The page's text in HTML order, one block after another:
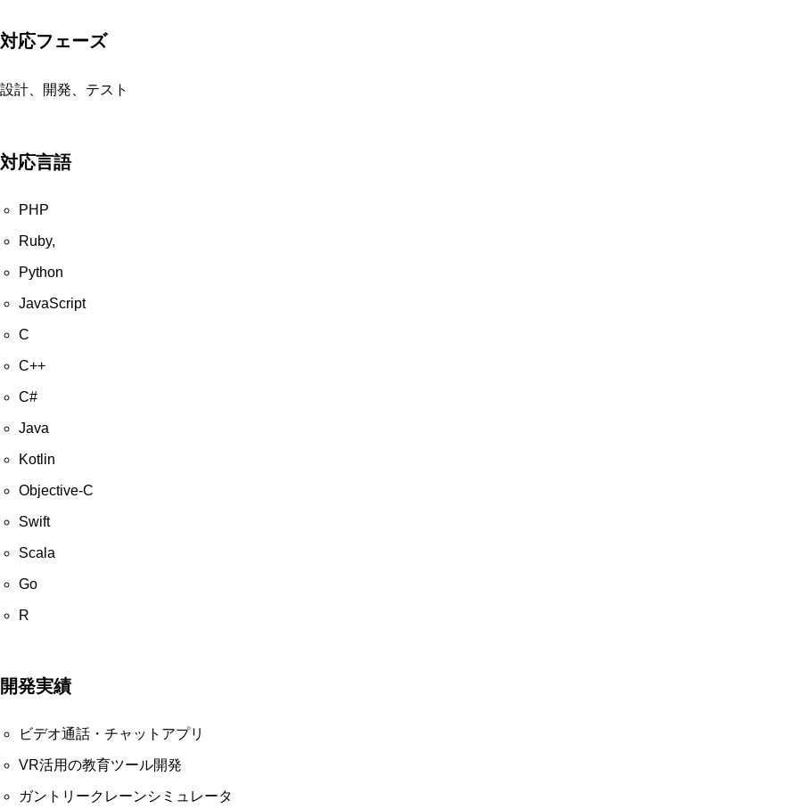
対応フェーズ
設計、開発、テスト
対応言語
PHP
Ruby,
Python
JavaScript
C
C++
C#
Java
Kotlin
Objective-C
Swift
Scala
Go
R
開発実績
ビデオ通話・チャットアプリ
VR活用の教育ツール開発
ガントリークレーンシミュレータ